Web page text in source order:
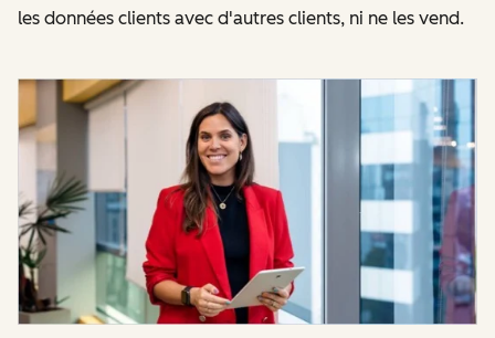
les données clients avec d'autres clients, ni ne les vend.